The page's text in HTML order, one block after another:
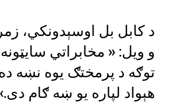
د کابل بل اوسېدونکي،
و ویل: « مخابراتي
توګه د پرمختګ یوه نښه
هېواد لپاره یو ښه ګام